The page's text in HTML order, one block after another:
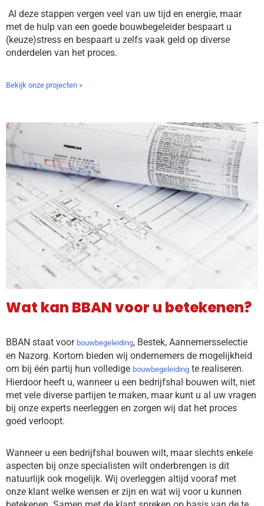
Al deze stappen vergen veel van uw tijd en energie, maar
met de hulp van een goede bouwbegeleider bespaart u
(keuze)stress en bespaart u zelfs vaak geld op diverse
onderdelen van het proces.
Bekijk onze projecten »
Wat kan BBAN voor u betekenen?
BBAN staat voor bouwbegeleiding, Bestek, Aannemersselectie
en Nazorg. Kortom bieden wij ondernemers de mogelijkheid
om bij één partij hun volledige bouwbegeleiding te realiseren.
Hierdoor heeft u, wanneer u een bedrijfshal bouwen wilt, niet
met vele diverse partijen te maken, maar kunt u al uw vragen
bij onze experts neerleggen en zorgen wij dat het proces
goed verloopt.
Wanneer u een bedrijfshal bouwen wilt, maar slechts enkele
aspecten bij onze specialisten wilt onderbrengen is dit
natuurlijk ook mogelijk. Wij overleggen altijd vooraf met
onze klant welke wensen er zijn en wat wij voor u kunnen